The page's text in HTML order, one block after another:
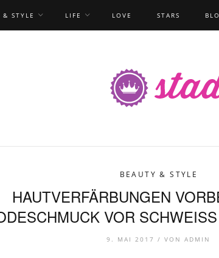
& STYLE LIFE LOVE STARS
BEAUTY & STYLE
HAUTVERFÄRBUNGEN
VOR SCHWEISS
9. MAI 2017 /VONADMIN